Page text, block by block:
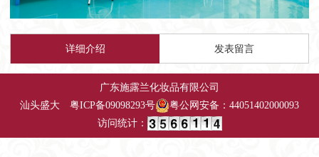
详细介绍 发表留言
广东施露兰化妆品有限公司
汕头盛大
粤ICP备09098293号
粤公网安备：44051402000093
访问统计：